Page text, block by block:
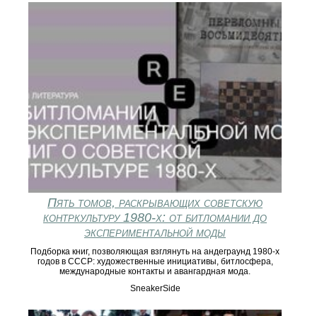
Пять томов, раскрывающих советскую
контркультуру 1980‑х: от битломании до
экспериментальной моды
Подборка книг, позволяющая взглянуть на андеграунд 1980‑х
годов в СССР: художественные инициативы, битлосфера,
международные контакты и авангардная мода.
SneakerSide